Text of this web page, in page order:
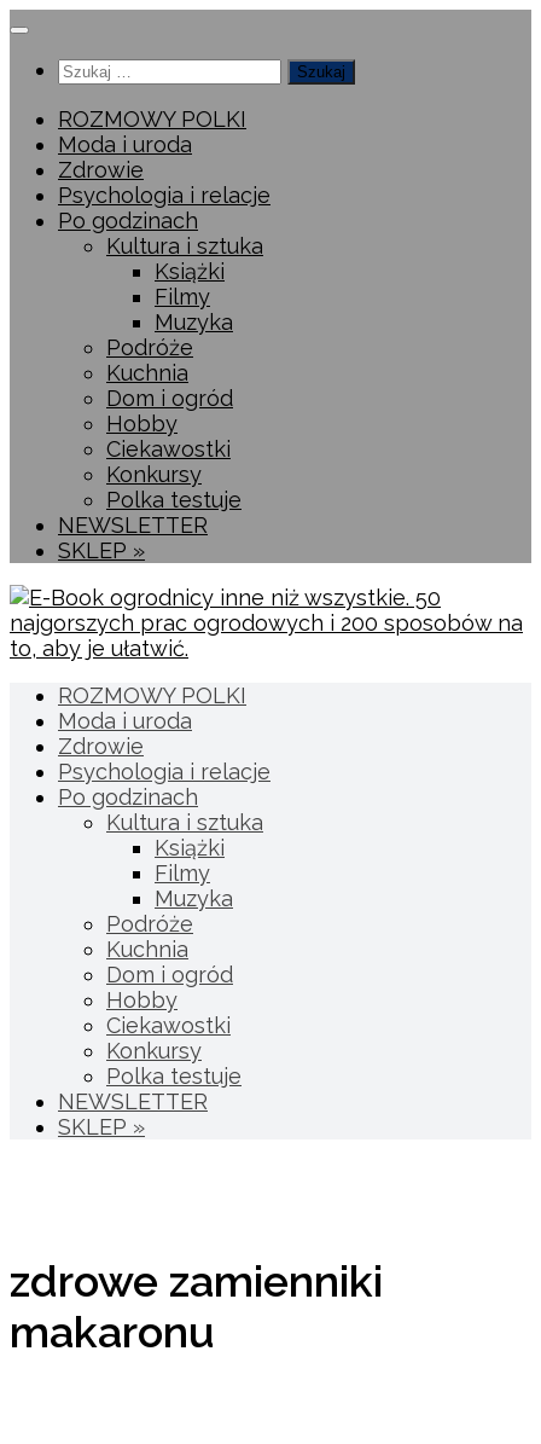
Przeskocz
treściSzukaj:
ROZMOWY POLKI
Moda i uroda
Zdrowie
Psychologia i relacje
Po godzinach
Kultura i sztuka
Książki
Filmy
Muzyka
Podróże
Kuchnia
Dom i ogród
Hobby
Ciekawostki
Konkursy
Polka testuje
NEWSLETTER
SKLEP »
ROZMOWY POLKI
Moda i uroda
Zdrowie
Psychologia i relacje
Po godzinach
Kultura i sztuka
Książki
Filmy
Muzyka
Podróże
Kuchnia
Dom i ogród
Hobby
Ciekawostki
Konkursy
Polka testuje
NEWSLETTER
SKLEP »
zdrowe zamienniki
makaronu